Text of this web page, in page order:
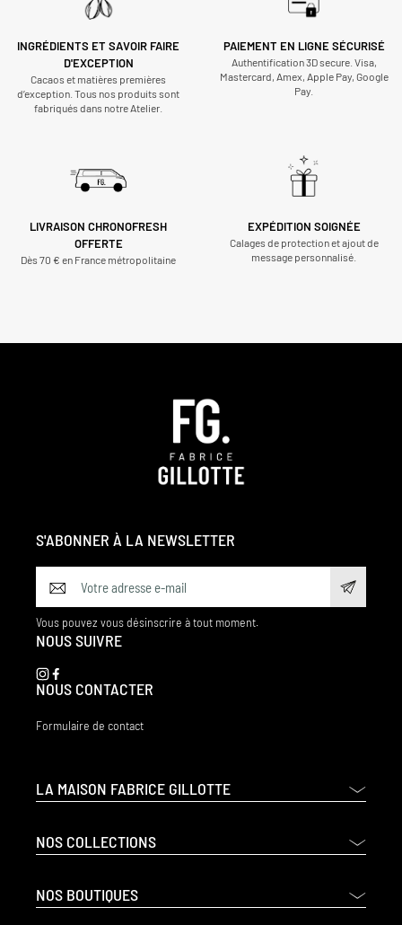
INGRÉDIENTS ET SAVOIR FAIRE
D'EXCEPTION
Cacaos et matières premières
d’exception. Tous nos produits sont
fabriqués dans notre Atelier.
PAIEMENT EN LIGNE SÉCURISÉ
Authentification 3D secure. Visa,
Mastercard, Amex, Apple Pay, Google
Pay.
LIVRAISON CHRONOFRESH
OFFERTE
Dès 70 € en France métropolitaine
EXPÉDITION SOIGNÉE
Calages de protection et ajout de
message personnalisé.
LA MAISON FABRICE GILLOTTE
NOS COLLECTIONS
NOS BOUTIQUES
S'ABONNER À LA NEWSLETTER
Vous pouvez vous désinscrire à tout moment.
NOUS SUIVRE
NOUS CONTACTER
Formulaire de contact